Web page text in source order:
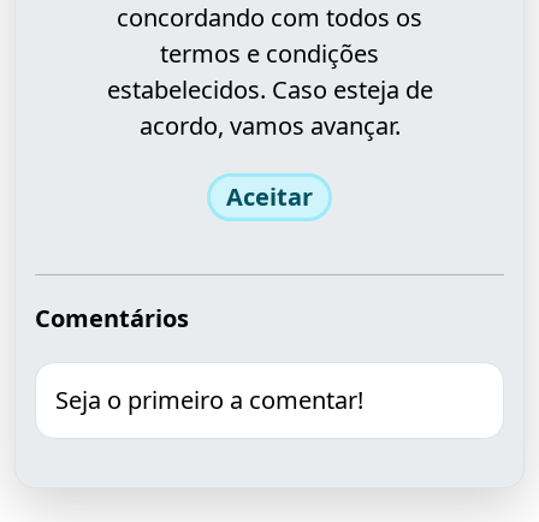
concordando com todos os
termos e condições
estabelecidos. Caso esteja de
acordo, vamos avançar.
Aceitar
Comentários
Seja o primeiro a comentar!